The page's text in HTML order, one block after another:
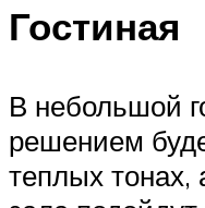
Гостиная
В небольшой
решением
теплых тонах,